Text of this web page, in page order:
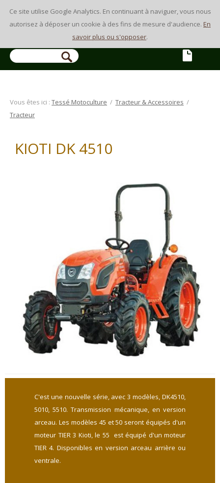
Ce site utilise Google Analytics. En continuant à naviguer, vous nous
autorisez à déposer un cookie à des fins de mesure d'audience. En
savoir plus ou s'opposer.
Vous êtes ici : Tessé Motoculture / Tracteur & Accessoires /
Tracteur
KIOTI DK 4510
C'est une nouvelle série, avec 3 modèles, DK4510,
5010, 5510. Transmission mécanique, en version
arceau. Les modèles 45 et 50 seront équipés d'un
moteur TIER 3 Kioti, le 55 est équipé d'un moteur
TIER 4. Disponibles en version arceau arrière ou
ventrale.